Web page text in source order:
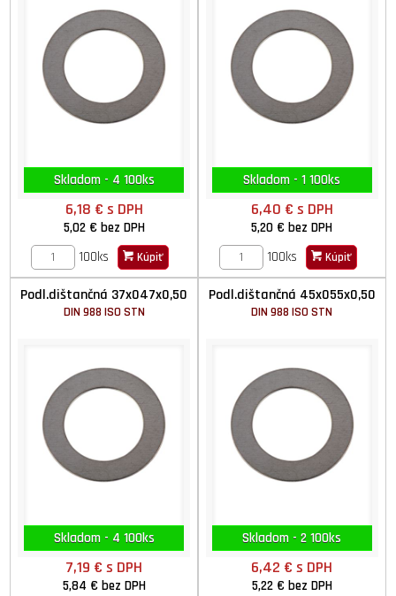
Skladom - 4 100ks
6,18 € s DPH
5,02 € bez DPH
100ks
Kúpiť
Skladom - 1 100ks
6,40 € s DPH
5,20 €bez DPH
100ks
Kúpiť
Podl.dištančná 37x047x0,50
DIN 988 ISO STN
Skladom - 4 100ks
7,19 €s DPH
5,84 € bez DPH
Podl.dištančná 45x055x0,50
DIN 988 ISO STN
Skladom - 2 100ks
6,42 €s DPH
5,22 € bez DPH